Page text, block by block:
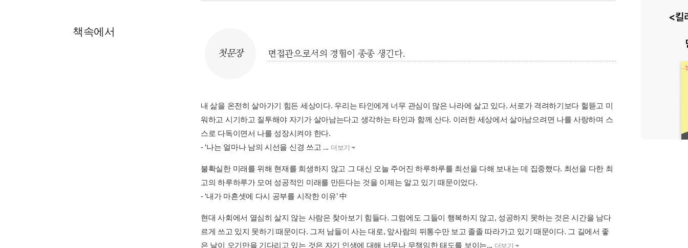
책속에서
첫문장 면접관으로서의 경험이 종종 생긴다.
내 삶을 온전히 살아가기 힘든 세상이다. 우리는 타인에게 너무 관심이 많은 나라에 살고 있다. 서로가 격려하기보다 헐뜯고 미
워하고 시기하고 질투해야 자기가 살아남는다고 생각하는 타인과 함께 산다. 이러한 세상에서 살아남으려면 나를 사랑하며 스
스로 다독이면서 나를 성장시켜야 한다.
- ‘나는 얼마나 남의 시선을 신경 쓰고 ... 더보기
불확실한 미래를 위해 현재를 희생하지 않고 그 대신 오늘 주어진 하루하루를 최선을 다해 보내는 데 집중했다. 최선을 다한 최
고의 하루하루가 모여 성공적인 미래를 만든다는 것을 이제는 알고 있기 때문이었다.
- ‘내가 마흔셋에 다시 공부를 시작한 이유’ 中
현대 사회에서 열심히 살지 않는 사람은 찾아보기 힘들다. 그럼에도 그들이 행복하지 않고, 성공하지 못하는 것은 시간을 남다
르게 쓰고 있지 못하기 때문이다. 그저 남들이 사는 대로, 앞사람의 뒤통수만 보고 졸졸 따라가고 있기 때문이다. 그 길에서 좋
은 날이 오기만을 기다리고 있는 것은 자기 인생에 대해 너무나 무책임한 태도를 보이는... 더보기